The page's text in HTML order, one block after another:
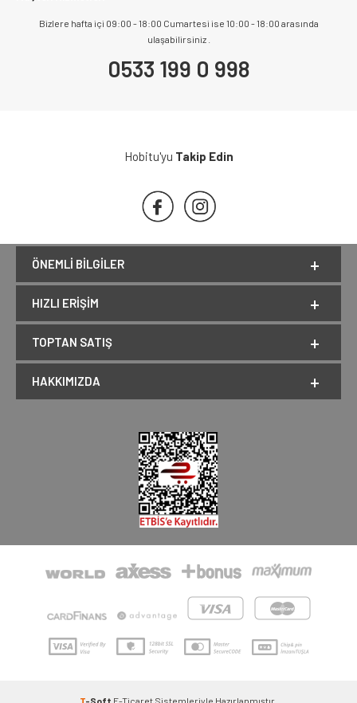
Bizlere hafta içi 09:00 - 18:00 Cumartesi ise 10:00 - 18:00 arasında
ulaşabilirsiniz .
0533 199 0 998
Hobitu'yu Takip Edin
ÖNEMLI BILGILER
HIZLI ERIŞIM
TOPTAN SATIŞ
HAKKIMIZDA